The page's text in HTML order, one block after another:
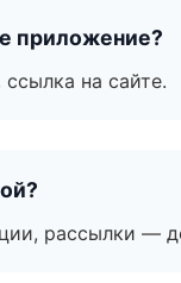
приложение?
на сайте.
рассылки —